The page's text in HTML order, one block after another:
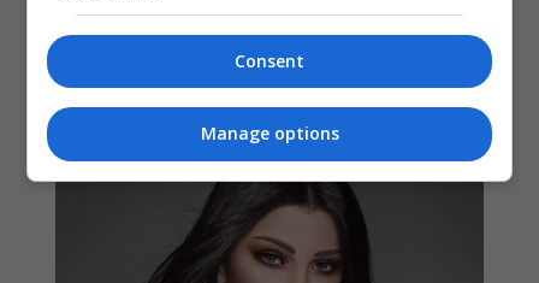
Consent
Manage options